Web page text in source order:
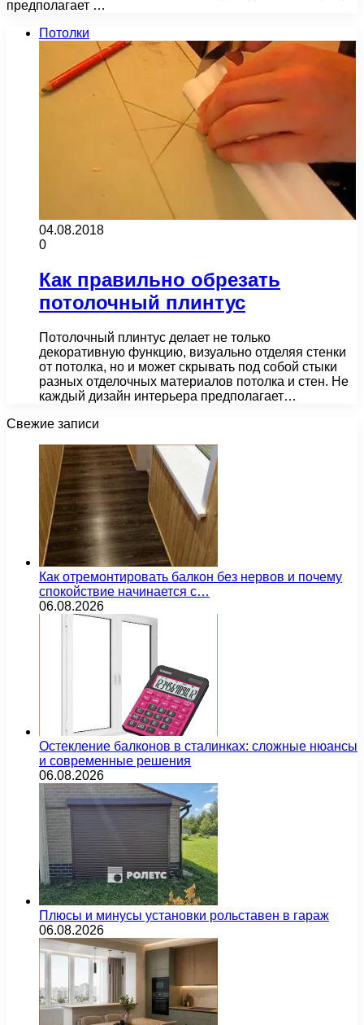
предполагает …
Потолки
04.08.2018
0
Как правильно обрезать
потолочный плинтус
Потолочный плинтус делает не только
декоративную функцию, визуально отделяя стенки
от потолка, но и может скрывать под собой стыки
разных отделочных материалов потолка и стен. Не
каждый дизайн интерьера предполагает…
Свежие записи
Как отремонтировать балкон без нервов и почему
спокойствие начинается с…
06.08.2026
Остекление балконов в сталинках: сложные нюансы
и современные решения
06.08.2026
Плюсы и минусы установки рольставен в гараж
06.08.2026